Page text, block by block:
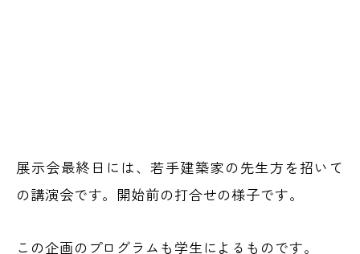
展示会最終日には、若手建築家の先生方を招いて
の講演会です。開始前の打合せの様子です。
この企画のプログラムも学生によるものです。